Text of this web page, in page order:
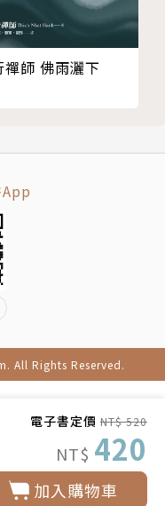
電子書定價 NT$ 520
NT$ 420
加入購物車
過聖地之旅或是生
向，每個面向都提供
大學企管碩士、倫敦
香港上海匯豐銀行經
，質疑著「我從哪裡
矩地長大與工作，進
內心聲音的召喚下，
度探訪各地靈性社區
學院創辦人，德國柏
持Podcast「芷為你
更高頻率自然校準。
波
波
──黃種子波
禪師 佛雨灑下
All Rights Reserved.